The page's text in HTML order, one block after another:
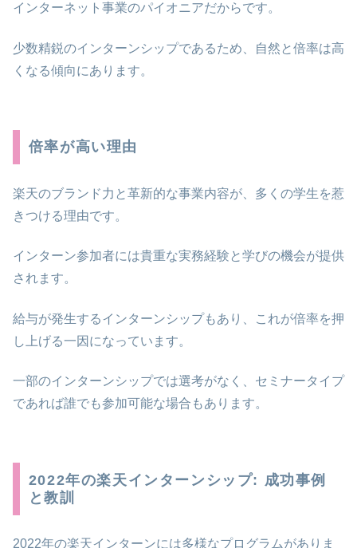
インターネット事業のパイオニアだからです。
少数精鋭のインターンシップであるため、自然と倍率は高
くなる傾向にあります。
倍率が高い理由
楽天のブランド力と革新的な事業内容が、多くの学生を惹
きつける理由です。
インターン参加者には貴重な実務経験と学びの機会が提供
されます。
給与が発生するインターンシップもあり、これが倍率を押
し上げる一因になっています。
一部のインターンシップでは選考がなく、セミナータイプ
であれば誰でも参加可能な場合もあります。
2022年の楽天インターンシップ: 成功事例
と教訓
2022年の楽天インターンには多様なプログラムがありま